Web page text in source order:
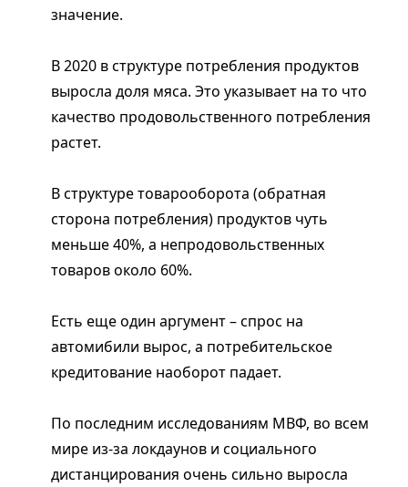
значение.
В 2020 в структуре потребления продуктов
выросла доля мяса. Это указывает на то что
качество продовольственного потребления
растет.
В структуре товарооборота (обратная
сторона потребления) продуктов чуть
меньше 40%, а непродовольственных
товаров около 60%.
Есть еще один аргумент – спрос на
автомибили вырос, а потребительское
кредитование наоборот падает.
По последним исследованиям МВФ, во всем
мире из-за локдаунов и социального
дистанцирования очень сильно выросла